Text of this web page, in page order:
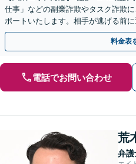
仕事」などの副業詐欺やタスク詐欺
ポートいたします。相手が逃げる前
籍】事務所内で連携し問題解決へ【
料金表
電話でお問い合わせ
荒
弁護